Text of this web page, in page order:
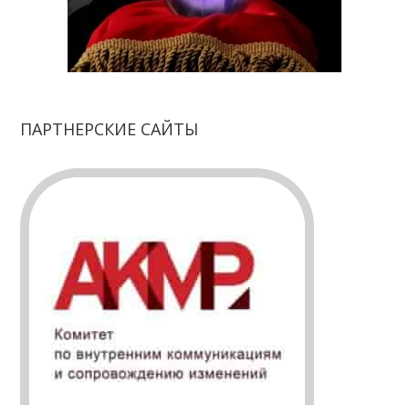
ПАРТНЕРСКИЕ САЙТЫ